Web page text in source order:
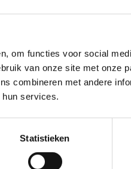
om functies voor social
van onze site met onze
combineren met andere
services.
Statistieken